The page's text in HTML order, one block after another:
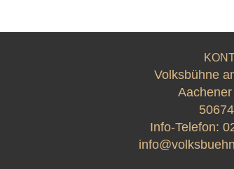
Volksbühne
Info-Telefon: